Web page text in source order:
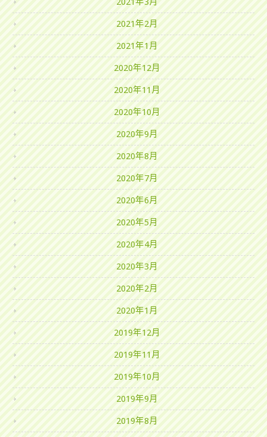
2021年2月
2021年1月
2020年12月
2020年11月
2020年10月
2020年9月
2020年8月
2020年7月
2020年6月
2020年5月
2020年4月
2020年3月
2020年2月
2020年1月
2019年12月
2019年11月
2019年10月
2019年9月
2019年8月